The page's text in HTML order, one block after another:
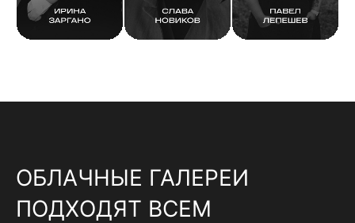
ОБЛАЧНЫЕ ГАЛЕРЕИ
ПОДХОДЯТ ВСЕМ